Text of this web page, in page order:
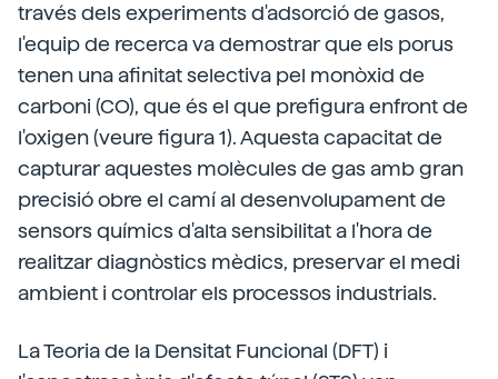
través dels experiments d'adsorció de gasos,
l'equip de recerca va demostrar que els porus
tenen una afinitat selectiva pel monòxid de
carboni (CO), que és el que prefigura enfront de
l'oxigen (veure figura 1). Aquesta capacitat de
capturar aquestes molècules de gas amb gran
precisió obre el camí al desenvolupament de
sensors químics d'alta sensibilitat a l'hora de
realitzar diagnòstics mèdics, preservar el medi
ambient i controlar els processos industrials.
La Teoria de la Densitat Funcional (DFT) i